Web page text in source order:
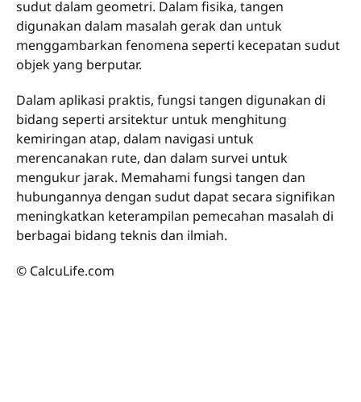
sudut dalam geometri. Dalam fisika, tangen
digunakan dalam masalah gerak dan untuk
menggambarkan fenomena seperti kecepatan sudut
objek yang berputar.
Dalam aplikasi praktis, fungsi tangen digunakan di
bidang seperti arsitektur untuk menghitung
kemiringan atap, dalam navigasi untuk
merencanakan rute, dan dalam survei untuk
mengukur jarak. Memahami fungsi tangen dan
hubungannya dengan sudut dapat secara signifikan
meningkatkan keterampilan pemecahan masalah di
berbagai bidang teknis dan ilmiah.
© CalcuLife.com